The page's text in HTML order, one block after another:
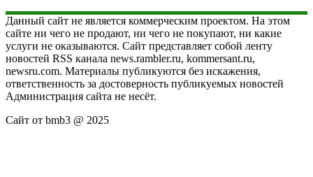
Данный сайт не является коммерческим проектом. На этом
сайте ни чего не продают, ни чего не покупают, ни какие
услуги не оказываются. Сайт представляет собой ленту
новостей RSS канала news.rambler.ru, kommersant.ru,
newsru.com. Материалы публикуются без искажения,
ответственность за достоверность публикуемых новостей
Администрация сайта не несёт.
Сайт от bmb3 @ 2025